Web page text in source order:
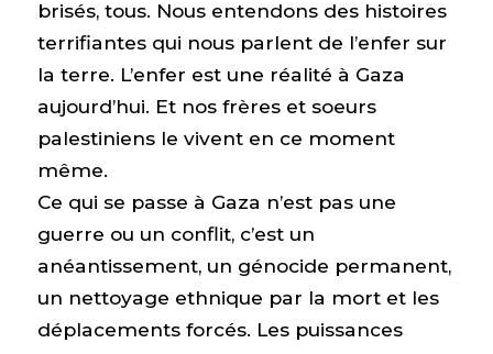
brisés, tous. Nous entendons des histoires
terrifiantes qui nous parlent de l’enfer sur
la terre. L’enfer est une réalité à Gaza
aujourd’hui. Et nos frères et soeurs
palestiniens le vivent en ce moment
même.
Ce qui se passe à Gaza n’est pas une
guerre ou un conflit, c’est un
anéantissement, un génocide permanent,
un nettoyage ethnique par la mort et les
déplacements forcés. Les puissances